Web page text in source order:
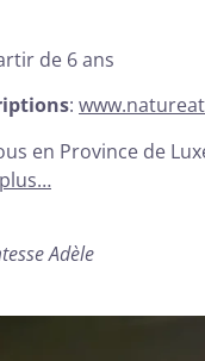
de 6 ans
:
en Province de
Adèle